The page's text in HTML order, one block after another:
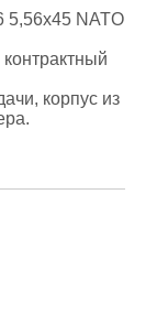
5,56х45 NATO
корпус из